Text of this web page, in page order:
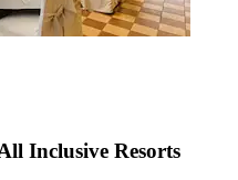
Inclusive Resorts